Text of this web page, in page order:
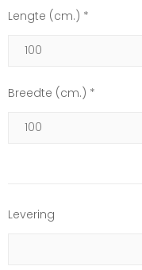
Lengte (cm.) *
Breedte (cm.) *
Levering